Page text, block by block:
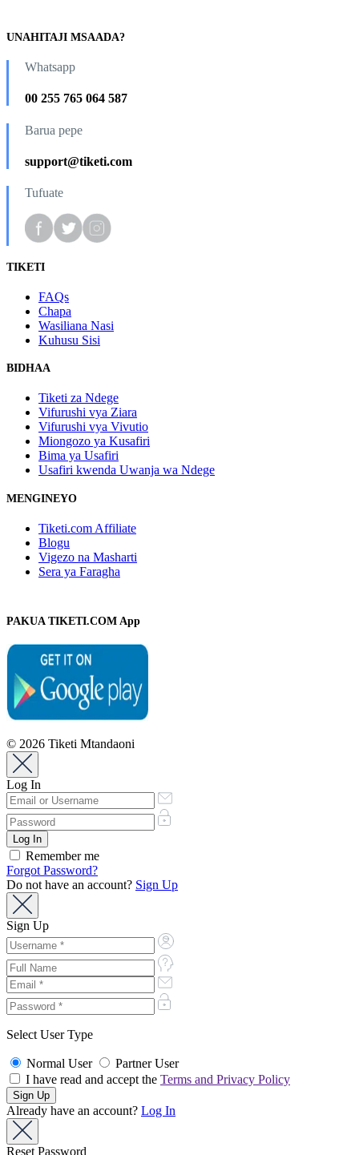
UNAHITAJI MSAADA?
Whatsapp
00 255 765 064 587
Barua pepe
support@tiketi.com
Tufuate
TIKETI
FAQs
Chapa
Wasiliana Nasi
Kuhusu Sisi
BIDHAA
Tiketi za Ndege
Vifurushi vya Ziara
Vifurushi vya Vivutio
Miongozo ya Kusafiri
Bima ya Usafiri
Usafiri kwenda Uwanja wa Ndege
MENGINEYO
Tiketi.com Affiliate
Blogu
Vigezo na Masharti
Sera ya Faragha
PAKUA TIKETI.COM App
© 2026 Tiketi Mtandaoni
Log In
Remember me
Forgot Password?
Do not have an account? Sign Up
Sign Up
Select User Type
Normal User
Partner User
I have read and accept the Terms and Privacy Policy
Already have an account? Log In
Reset Password